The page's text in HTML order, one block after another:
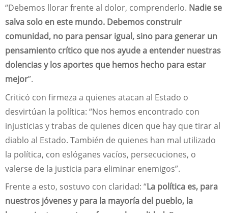
“Debemos llorar frente al dolor, comprenderlo. Nadie se
salva solo en este mundo. Debemos construir
comunidad, no para pensar igual, sino para generar un
pensamiento crítico que nos ayude a entender nuestras
dolencias y los aportes que hemos hecho para estar
mejor”.
Criticó con firmeza a quienes atacan al Estado o
desvirtúan la política: “Nos hemos encontrado con
injusticias y trabas de quienes dicen que hay que tirar al
diablo al Estado. También de quienes han mal utilizado
la política, con eslóganes vacíos, persecuciones, o
valerse de la justicia para eliminar enemigos”.
Frente a esto, sostuvo con claridad: “La política es, para
nuestros jóvenes y para la mayoría del pueblo, la